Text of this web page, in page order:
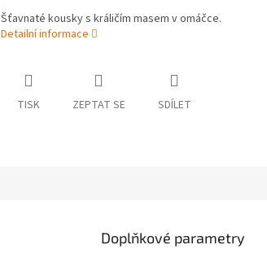
Šťavnaté kousky s králičím masem v omáčce.
Detailní informace
TISK ZEPTAT SE SDÍLET
Doplňkové parametry